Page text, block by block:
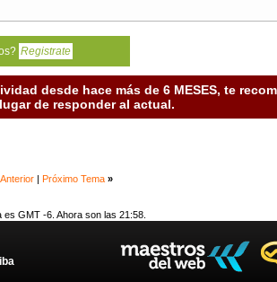
Registrate
desde hace más de 6 MESES, te
de responder al actual.
Próximo Tema »
es GMT -6. Ahora son las 21:58.